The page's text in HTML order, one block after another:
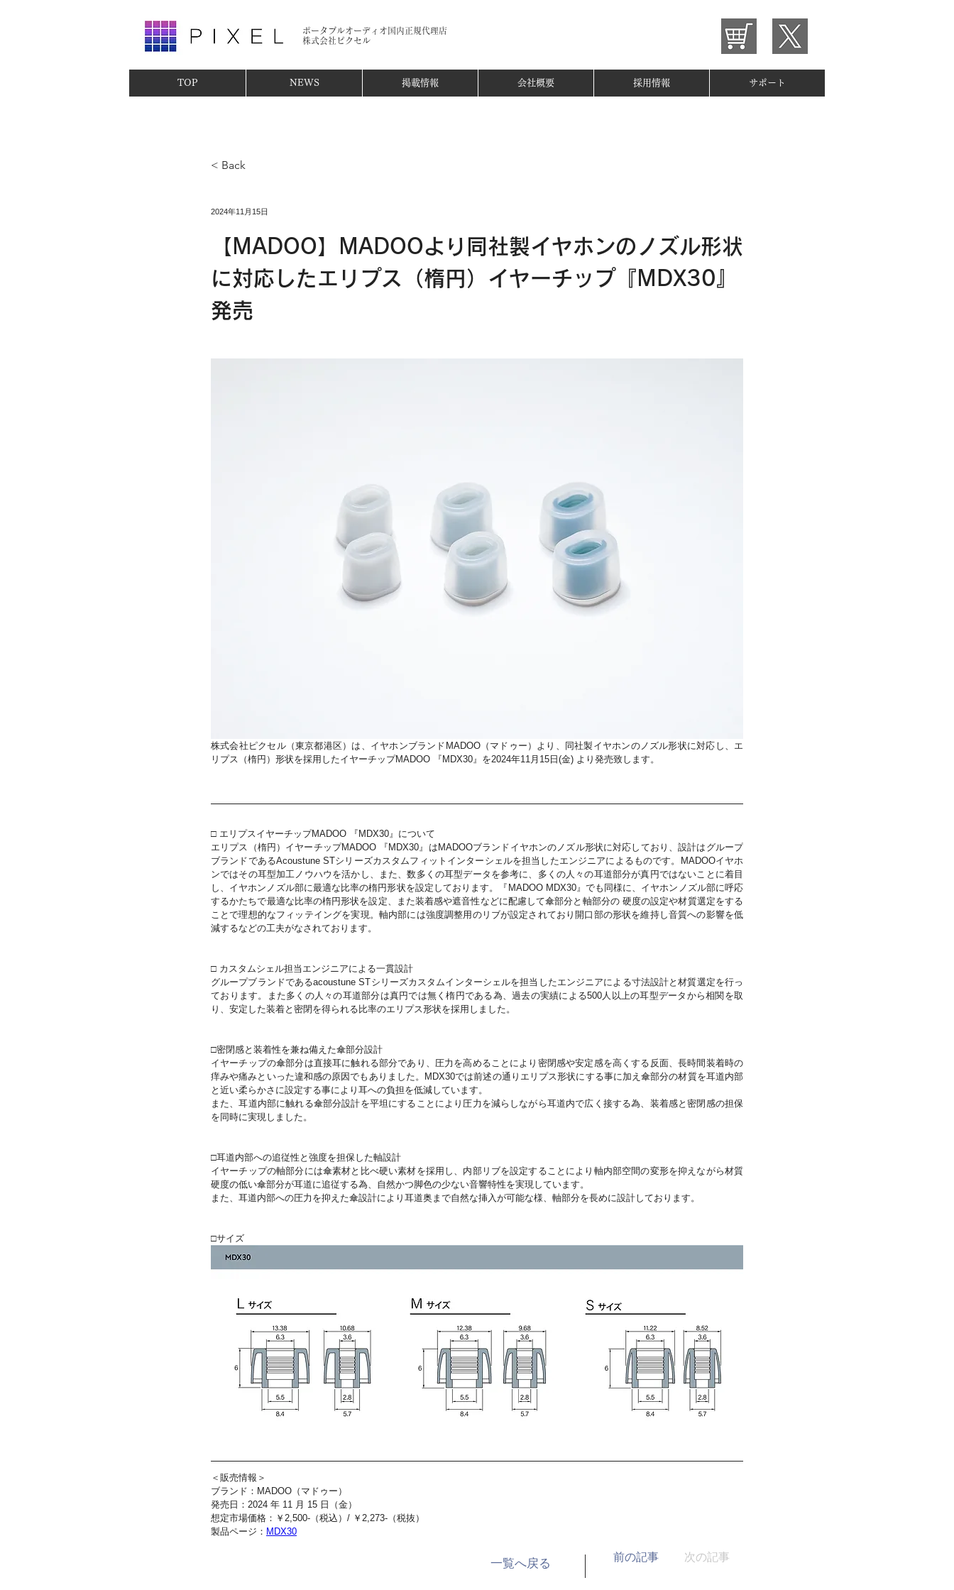
ポータブルオーディオ国内正規代理店​
​株式会社ピクセル
TOP NEWS 掲載情報 会社概要 採用情報 サポート
< Back
2024年11月15日
【MADOO】MADOOより同社製イヤホンのノズル形状
に対応したエリプス（楕円）イヤーチップ『MDX30』
発売
株式会社ピクセル（東京都港区）は、イヤホンブランドMADOO（マドゥー）より、同社製イヤホンのノズル形状に対応し、エ
リプス（楕円）形状を採用したイヤーチップMADOO 『MDX30』を2024年11月15日(金) より発売致します。
□ エリプスイヤーチップMADOO 『MDX30』について
エリプス（楕円）イヤーチップMADOO 『MDX30』はMADOOブランドイヤホンのノズル形状に対応しており、設計はグループ
ブランドであるAcoustune STシリーズカスタムフィットインターシェルを担当したエンジニアによるものです。MADOOイヤホ
ンではその耳型加工ノウハウを活かし、また、数多くの耳型データを参考に、多くの人々の耳道部分が真円ではないことに着目
し、イヤホンノズル部に最適な比率の楕円形状を設定しております。『MADOO MDX30』でも同様に、イヤホンノズル部に呼応
するかたちで最適な比率の楕円形状を設定、また装着感や遮音性などに配慮して傘部分と軸部分の 硬度の設定や材質選定をする
ことで理想的なフィッテイングを実現。軸内部には強度調整用のリブが設定されており開口部の形状を維持し音質への影響を低
減するなどの工夫がなされております。
□ カスタムシェル担当エンジニアによる一貫設計
グループブランドであるacoustune STシリーズカスタムインターシェルを担当したエンジニアによる寸法設計と材質選定を行っ
ております。また多くの人々の耳道部分は真円では無く楕円である為、過去の実績による500人以上の耳型データから相関を取
り、安定した装着と密閉を得られる比率のエリプス形状を採用しました。
□密閉感と装着性を兼ね備えた傘部分設計
イヤーチップの傘部分は直接耳に触れる部分であり、圧力を高めることにより密閉感や安定感を高くする反面、長時間装着時の
痒みや痛みといった違和感の原因でもありました。MDX30では前述の通りエリプス形状にする事に加え傘部分の材質を耳道内部
と近い柔らかさに設定する事により耳への負担を低減しています。
また、耳道内部に触れる傘部分設計を平坦にすることにより圧力を減らしながら耳道内で広く接する為、装着感と密閉感の担保
を同時に実現しました。
□耳道内部への追従性と強度を担保した軸設計
イヤーチップの軸部分には傘素材と比べ硬い素材を採用し、内部リブを設定することにより軸内部空間の変形を抑えながら材質
硬度の低い傘部分が耳道に追従する為、自然かつ脚色の少ない音響特性を実現しています。
また、耳道内部への圧力を抑えた傘設計により耳道奥まで自然な挿入が可能な様、軸部分を長めに設計しております。
□サイズ
＜販売情報＞
ブランド：MADOO（マドゥー）
発売日：2024 年 11 月 15 日（金）
想定市場価格：￥2,500-（税込）/ ￥2,273-（税抜）
製品ページ： MDX30
一覧へ戻る 前の記事 次の記事